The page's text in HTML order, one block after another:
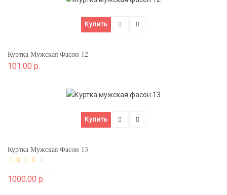
Купить
Куртка Мужская Фасон 12
101.00 р.
Купить
Куртка Мужская Фасон 13
1000.00 р.